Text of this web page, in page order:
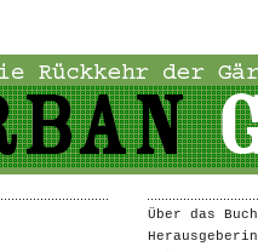
Über das Buch
Herausgeberin